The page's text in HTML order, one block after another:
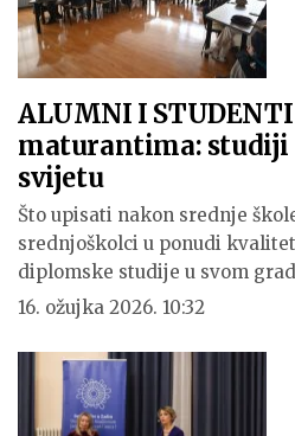
ALUMNI I
maturantima: studiji
svijetu
Što upisati nakon srednje
srednjoškolci u ponudi
diplomske studije u svom
16. ožujka 2026. 10:32